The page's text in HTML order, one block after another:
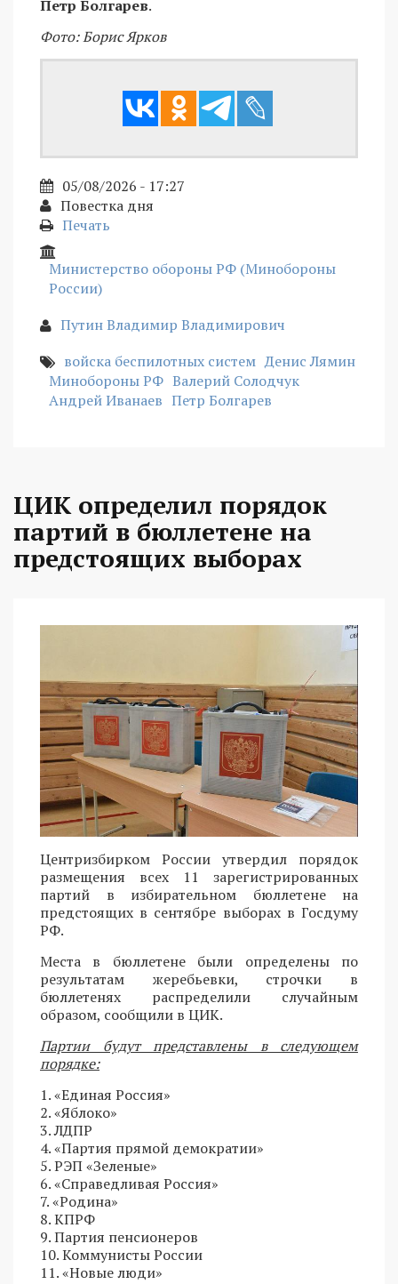
Петр Болгарев.
Фото: Борис Ярков
05/08/2026 - 17:27
Повестка дня
Печать
Министерство обороны РФ (Минобороны
России)
Путин Владимир Владимирович
войска беспилотных систем Денис Лямин
Минобороны РФ Валерий Солодчук
Андрей Иванаев Петр Болгарев
ЦИК определил порядок
партий в бюллетене на
предстоящих выборах
Центризбирком России утвердил порядок
размещения всех 11 зарегистрированных
партий в избирательном бюллетене на
предстоящих в сентябре выборах в Госдуму
РФ.
Места в бюллетене были определены по
результатам жеребьевки, строчки в
бюллетенях распределили случайным
образом, сообщили в ЦИК.
Партии будут представлены в следующем
порядке:
1. «Единая Россия»
2. «Яблоко»
3. ЛДПР
4. «Партия прямой демократии»
5. РЭП «Зеленые»
6. «Справедливая Россия»
7. «Родина»
8. КПРФ
9. Партия пенсионеров
10. Коммунисты России
11. «Новые люди»